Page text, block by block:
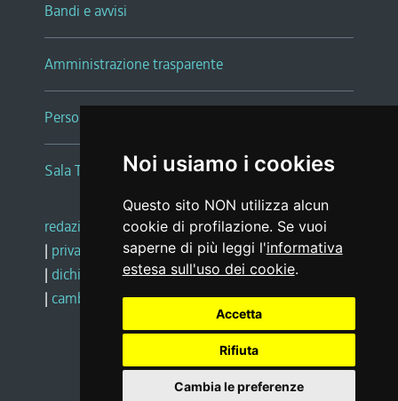
Noi usiamo i cookies
Questo sito NON utilizza alcun
cookie di profilazione. Se vuoi
saperne di più leggi l'informativa
estesa sull'uso dei cookie.
Accetta
Rifiuta
Cambia le preferenze
Bandi e avvisi
Amministrazione trasparente
Persone e Uffici
Sala Tiziano Tessitori
redazione web |note legali |glossario
| privacy
social media policy
| dichiarazione di accessibilità |feedback
| cambio preferenze cookie
Realizzato da